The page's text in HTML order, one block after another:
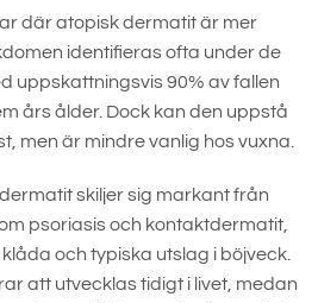
där atopisk dermatit är mer
identifieras ofta under de
uppskattningsvis 90% av fallen
års ålder. Dock kan den uppstå
men är mindre vanlig hos vuxna.
skiljer sig markant från
psoriasis och kontaktdermatit,
och typiska utslag i böjveck.
att utvecklas tidigt i livet, medan